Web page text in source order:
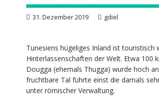
31. Dezember 2019 gdiel
Tunesiens hügeliges Inland ist
Hinterlassenschaften der Welt. Etwa
Dougga (ehemals Thugga) wurde hoch
fruchtbare Tal führte einst die damals
unter römischer Verwaltung.